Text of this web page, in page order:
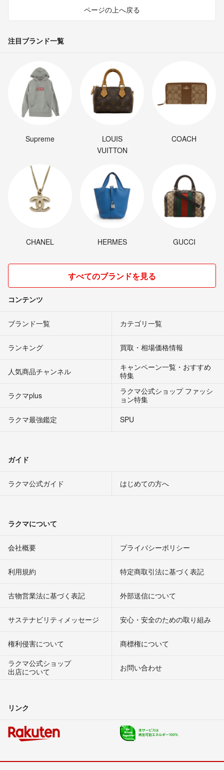
ページの上へ戻る
注目ブランド一覧
Supreme
LOUIS
VUITTON
COACH
CHANEL HERMES GUCCI
すべてのブランドを見る
コンテンツ
ブランド一覧 カテゴリ一覧
ランキング 買取・相場価格情報
人気商品チャンネル
キャンペーン一覧・おすすめ
特集
ラクマplus
ラクマ公式ショップ ファッシ
ョン特集
ラクマ最強鑑定
SPU
ガイド
ラクマ公式ガイド はじめての方へ
ラクマについて
会社概要 プライバシーポリシー
利用規約 特定商取引法に基づく表記
古物営業法に基づく表記 外部送信について
サステナビリティメッセージ 安心・安全のための取り組み
権利侵害について
商標権について
ラクマ公式ショップ
出店について
お問い合わせ
リンク